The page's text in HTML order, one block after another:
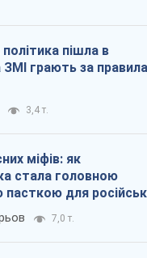
політика пішла в
грають за
3,4 т.
міфів: як
стала головною
пасткою для
7,0 т.